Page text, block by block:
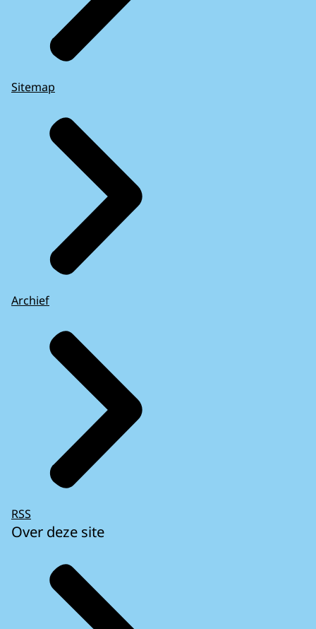
Sitemap
Archief
RSS
Over deze site